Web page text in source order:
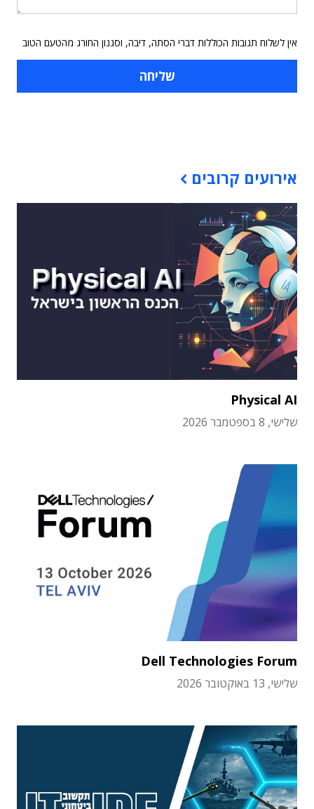
אין לשלוח תגובות הכוללות דברי הסתה, דיבה, וסגנון החורג מהטעם הטוב
אירועים קרובים
Physical AI
שלישי, 8 בספטמבר 2026
Dell Technologies Forum
שלישי, 13 באוקטובר 2026